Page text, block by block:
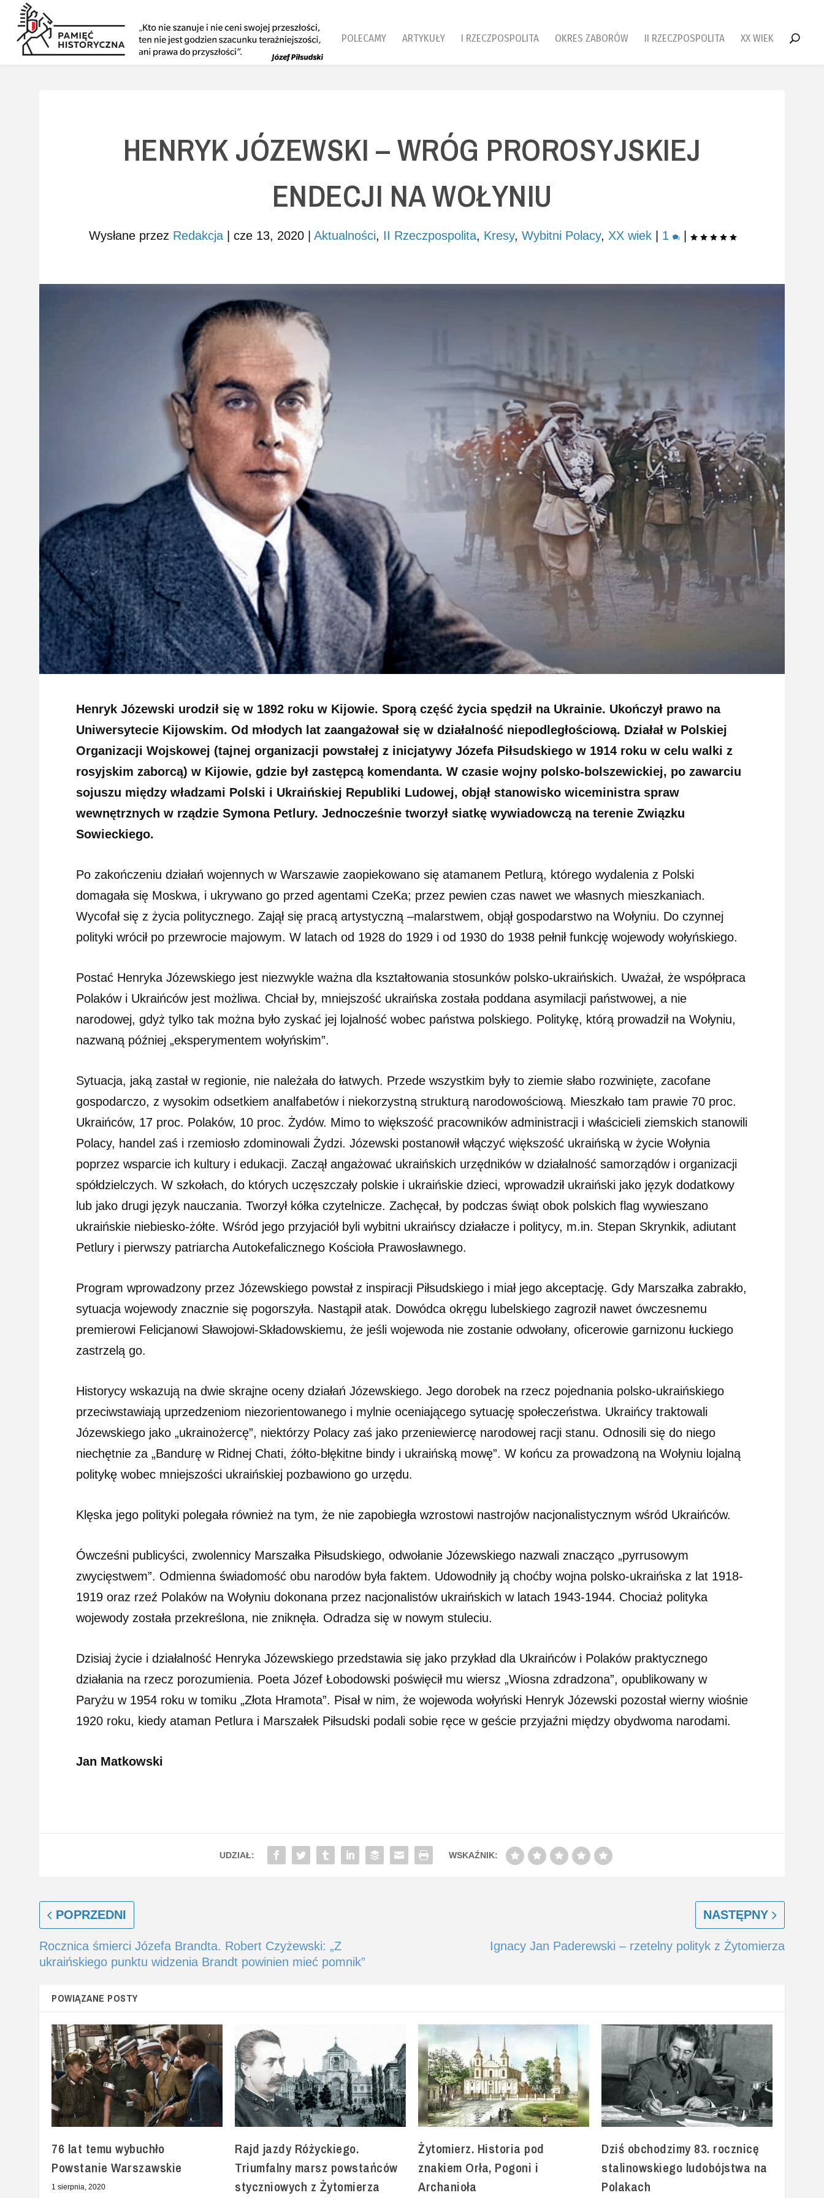
POLECAMY ARTYKUŁY I RZECZPOSPOLITA OKRES ZABORÓW II RZECZPOSPOLITA XX WIEK
HENRYK JÓZEWSKI – WRÓG PROROSYJSKIEJ
ENDECJI NA WOŁYNIU
Wysłane przez Redakcja| cze 13, 2020| Aktualności, II Rzeczpospolita, Kresy, Wybitni Polacy, XX wiek| 1 |
Henryk Józewski urodził się w 1892 roku w Kijowie. Sporą część życia spędził na Ukrainie. Ukończył prawo na
Uniwersytecie Kijowskim. Od młodych lat zaangażował się w działalność niepodległościową. Działał w Polskiej
Organizacji Wojskowej (tajnej organizacji powstałej z inicjatywy Józefa Piłsudskiego w 1914 roku w celu walki z
rosyjskim zaborcą) w Kijowie, gdzie był zastępcą komendanta. W czasie wojny polsko-bolszewickiej, po zawarciu
sojuszu między władzami Polski i Ukraińskiej Republiki Ludowej, objął stanowisko wiceministra spraw
wewnętrznych w rządzie Symona Petlury. Jednocześnie tworzył siatkę wywiadowczą na terenie Związku
Sowieckiego.
Po zakończeniu działań wojennych w Warszawie zaopiekowano się atamanem Petlurą, którego wydalenia z Polski
domagała się Moskwa, i ukrywano go przed agentami CzeKa; przez pewien czas nawet we własnych mieszkaniach.
Wycofał się z życia politycznego. Zajął się pracą artystyczną –malarstwem, objął gospodarstwo na Wołyniu. Do czynnej
polityki wrócił po przewrocie majowym. W latach od 1928 do 1929 i od 1930 do 1938 pełnił funkcję wojewody wołyńskiego.
Postać Henryka Józewskiego jest niezwykle ważna dla kształtowania stosunków polsko-ukraińskich. Uważał, że współpraca
Polaków i Ukraińców jest możliwa. Chciał by, mniejszość ukraińska została poddana asymilacji państwowej, a nie
narodowej, gdyż tylko tak można było zyskać jej lojalność wobec państwa polskiego. Politykę, którą prowadził na Wołyniu,
nazwaną później „eksperymentem wołyńskim”.
Sytuacja, jaką zastał w regionie, nie należała do łatwych. Przede wszystkim były to ziemie słabo rozwinięte, zacofane
gospodarczo, z wysokim odsetkiem analfabetów i niekorzystną strukturą narodowościową. Mieszkało tam prawie 70 proc.
Ukraińców, 17 proc. Polaków, 10 proc. Żydów. Mimo to większość pracowników administracji i właścicieli ziemskich stanowili
Polacy, handel zaś i rzemiosło zdominowali Żydzi. Józewski postanowił włączyć większość ukraińską w życie Wołynia
poprzez wsparcie ich kultury i edukacji. Zaczął angażować ukraińskich urzędników w działalność samorządów i organizacji
spółdzielczych. W szkołach, do których uczęszczały polskie i ukraińskie dzieci, wprowadził ukraiński jako język dodatkowy
lub jako drugi język nauczania. Tworzył kółka czytelnicze. Zachęcał, by podczas świąt obok polskich flag wywieszano
ukraińskie niebiesko-żółte. Wśród jego przyjaciół byli wybitni ukraińscy działacze i politycy, m.in. Stepan Skrynkik, adiutant
Petlury i pierwszy patriarcha Autokefalicznego Kościoła Prawosławnego.
Program wprowadzony przez Józewskiego powstał z inspiracji Piłsudskiego i miał jego akceptację. Gdy Marszałka zabrakło,
sytuacja wojewody znacznie się pogorszyła. Nastąpił atak. Dowódca okręgu lubelskiego zagroził nawet ówczesnemu
premierowi Felicjanowi Sławojowi-Składowskiemu, że jeśli wojewoda nie zostanie odwołany, oficerowie garnizonu łuckiego
zastrzelą go.
Historycy wskazują na dwie skrajne oceny działań Józewskiego. Jego dorobek na rzecz pojednania polsko-ukraińskiego
przeciwstawiają uprzedzeniom niezorientowanego i mylnie oceniającego sytuację społeczeństwa. Ukraińcy traktowali
Józewskiego jako „ukrainożercę”, niektórzy Polacy zaś jako przeniewiercę narodowej racji stanu. Odnosili się do niego
niechętnie za „Bandurę w Ridnej Chati, żółto-błękitne bindy i ukraińską mowę”. W końcu za prowadzoną na Wołyniu lojalną
politykę wobec mniejszości ukraińskiej pozbawiono go urzędu.
Klęska jego polityki polegała również na tym, że nie zapobiegła wzrostowi nastrojów nacjonalistycznym wśród Ukraińców.
Ówcześni publicyści, zwolennicy Marszałka Piłsudskiego, odwołanie Józewskiego nazwali znacząco „pyrrusowym
zwycięstwem”. Odmienna świadomość obu narodów była faktem. Udowodniły ją choćby wojna polsko-ukraińska z lat 1918-
1919 oraz rzeź Polaków na Wołyniu dokonana przez nacjonalistów ukraińskich w latach 1943-1944. Chociaż polityka
wojewody została przekreślona, nie zniknęła. Odradza się w nowym stuleciu.
Dzisiaj życie i działalność Henryka Józewskiego przedstawia się jako przykład dla Ukraińców i Polaków praktycznego
działania na rzecz porozumienia. Poeta Józef Łobodowski poświęcił mu wiersz „Wiosna zdradzona”, opublikowany w
Paryżu w 1954 roku w tomiku „Złota Hramota”. Pisał w nim, że wojewoda wołyński Henryk Józewski pozostał wierny wiośnie
1920 roku, kiedy ataman Petlura i Marszałek Piłsudski podali sobie ręce w geście przyjaźni między obydwoma narodami.
Jan Matkowski
UDZIAŁ: WSKAŹNIK:
POPRZEDNI
Rocznica śmierci Józefa Brandta. Robert Czyżewski: „Z
ukraińskiego punktu widzenia Brandt powinien mieć pomnik”
NASTĘPNY
Ignacy Jan Paderewski – rzetelny polityk z Żytomierza
POWIĄZANE POSTY
76 lat temu wybuchło
Powstanie Warszawskie
1 sierpnia, 2020
Rajd jazdy Różyckiego.
Triumfalny marsz powstańców
styczniowych z Żytomierza
Żytomierz. Historia pod
znakiem Orła, Pogoni i
Archanioła
Dziś obchodzimy 83. rocznicę
stalinowskiego ludobójstwa na
Polakach